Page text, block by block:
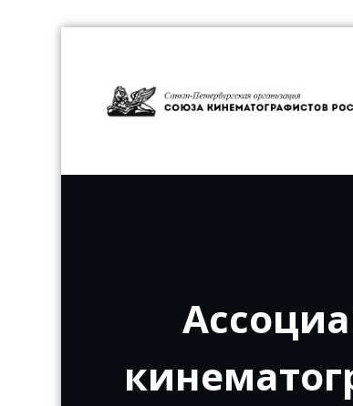
содержимому